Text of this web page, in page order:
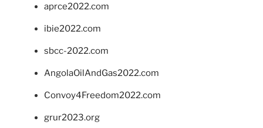
aprce2022.com
ibie2022.com
sbcc-2022.com
AngolaOilAndGas2022.com
Convoy4Freedom2022.com
grur2023.org